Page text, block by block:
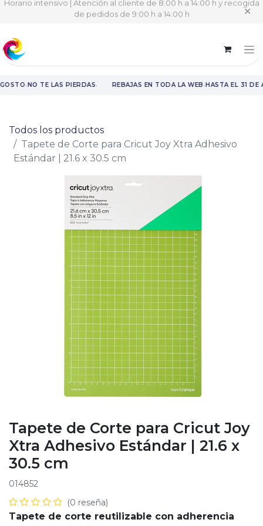
Horario intensivo | Atención al cliente de 8:00 h a 14:00 h y recogida
de pedidos de 9:00 h a 14:00 h ✕
·NO TE LAS PIERDAS· REBAJAS EN TODA LA WEB·HASTA EL 31 DE
Todos los productos
Tapete de Corte para Cricut Joy Xtra Adhesivo
Estándar | 21.6 x 30.5 cm
Tapete de Corte para Cricut Joy
Xtra Adhesivo Estándar | 21.6 x
30.5 cm
014852
(0 reseña)
Tapete de corte reutilizable con adherencia